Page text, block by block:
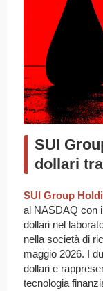
SUI
dollari
SUI Group
al NASDAQ con
dollari nel
nella società di
maggio 2026. I
dollari e
tecnologia